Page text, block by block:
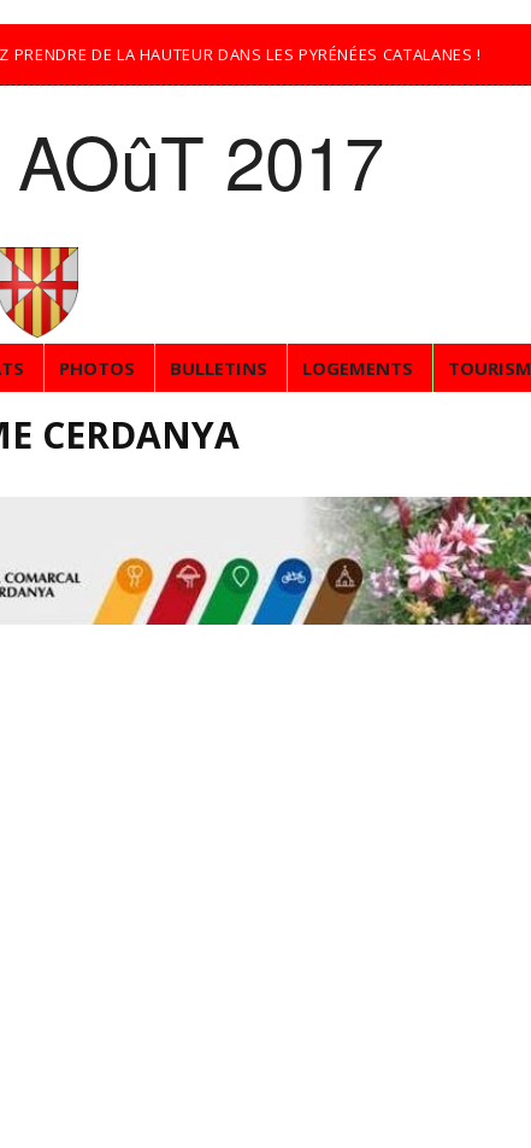
DE LA HAUTEUR DANS LES PYRÉNÉES CATALANES !
2017
PHOTOS BULLETINS LOGEMENTS
CERDANYA